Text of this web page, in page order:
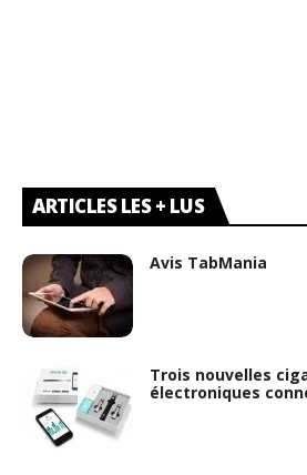
ARTICLES LES + LUS
Avis TabMania
Trois nouvelles
électroniques